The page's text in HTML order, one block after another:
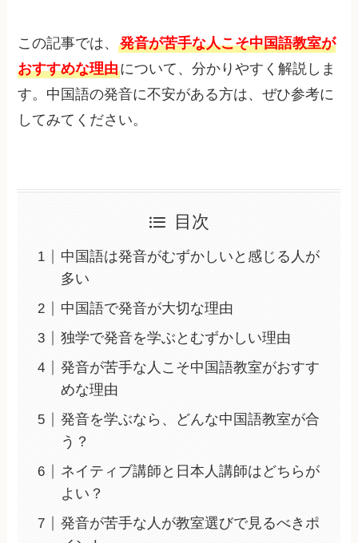
この記事では、発音が苦手な人こそ中国語教室が
おすすめな理由について、分かりやすく解説しま
す。中国語の発音に不安がある方は、ぜひ参考に
してみてください。
目次
中国語は発音がむずかしいと感じる人が
多い
中国語で発音が大切な理由
独学で発音を学ぶとむずかしい理由
発音が苦手な人こそ中国語教室がおすす
めな理由
発音を学ぶなら、どんな中国語教室が合
う？
ネイティブ講師と日本人講師はどちらが
よい？
発音が苦手な人が教室選びで見るべきポ